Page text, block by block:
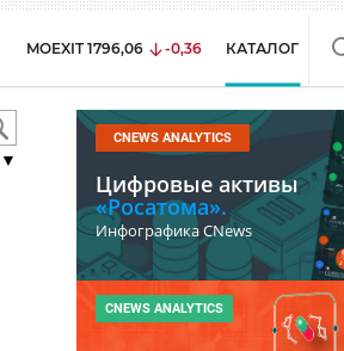
MOEXIT 1796,06 -0,36 КАТАЛОГ
CNEWS ANALYTICS
Цифровые активы
«Росатома».
Инфографика CNews
CNEWS ANALYTICS